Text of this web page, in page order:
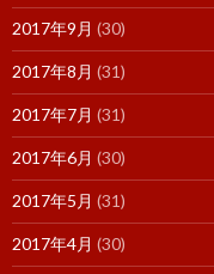
2017年9月 (30)
2017年8月 (31)
2017年7月 (31)
2017年6月 (30)
2017年5月 (31)
2017年4月 (30)